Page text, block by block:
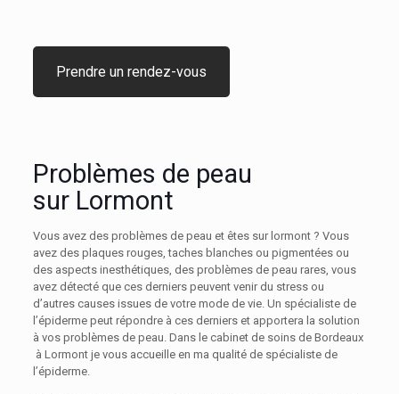
Prendre un rendez-vous
Problèmes de peau
sur Lormont
Vous avez des problèmes de peau et êtes sur lormont ? Vous
avez des plaques rouges, taches blanches ou pigmentées ou
des aspects inesthétiques, des problèmes de peau rares, vous
avez détecté que ces derniers peuvent venir du stress ou
d’autres causes issues de votre mode de vie. Un spécialiste de
l’épiderme peut répondre à ces derniers et apportera la solution
à vos problèmes de peau. Dans le cabinet de soins de Bordeaux
à Lormont je vous accueille en ma qualité de spécialiste de
l’épiderme.